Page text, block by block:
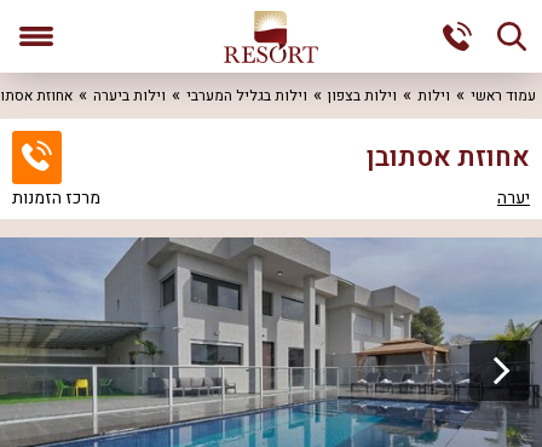
עמוד ראשי וילות וילות בצפון וילות בגליל המערבי וילות ביערה אחוזת
אחוזת אסתובן
יערה מרכז הזמנות